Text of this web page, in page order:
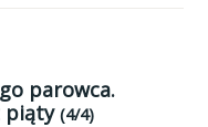
parowca.
piąty (4/4)